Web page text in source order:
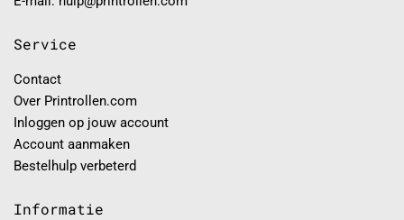
Service
Contact
Over Printrollen.com
Inloggen op jouw account
Account aanmaken
Bestelhulp verbeterd
Informatie